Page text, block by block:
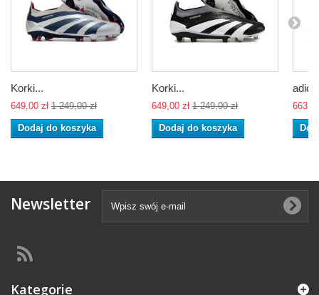
Korki...
649,00 zł 1 249,00 zł
Dodaj do koszyka
Korki...
649,00 zł 1 249,00 zł
Dodaj do koszyka
Newsletter
Kategorie